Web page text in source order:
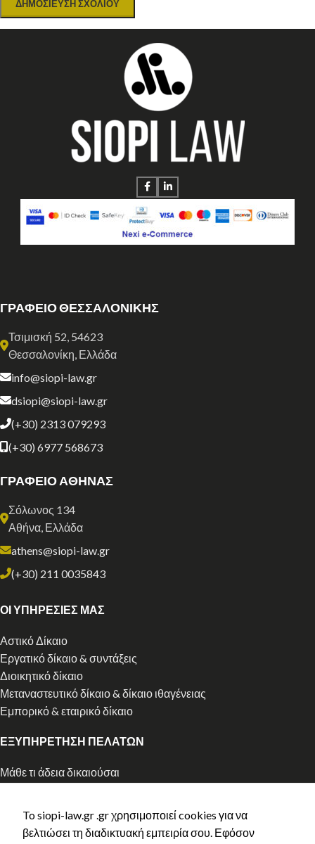
ΓΡΑΦΕΙΟ ΘΕΣΣΑΛΟΝΙΚΗΣ
Τσιμισκή 52, 54623
Θεσσαλονίκη, Ελλάδα
info@siopi-law.gr
dsiopi@siopi-law.gr
(+30) 2313 079293
(+30) 6977 568673
ΓΡΑΦΕΙΟ ΑΘΗΝΑΣ
Σόλωνος 134
Αθήνα, Ελλάδα
athens@siopi-law.gr
(+30) 211 0035843
ΟΙ ΥΠΗΡΕΣΙΕΣ ΜΑΣ
Αστικό Δίκαιο
Εργατικό δίκαιο & συντάξεις
Διοικητικό δίκαιο
Μεταναστευτικό δίκαιο & δίκαιο ιθαγένειας
Εμπορικό & εταιρικό δίκαιο
ΕΞΥΠΗΡΕΤΗΣΗ ΠΕΛΑΤΩΝ
Μάθε τι άδεια δικαιούσαι
Ελληνική Ιθαγένεια
To siopi-law.gr .gr χρησιμοποιεί cookies για να
βελτιώσει τη διαδικτυακή εμπειρία σου. Εφόσον